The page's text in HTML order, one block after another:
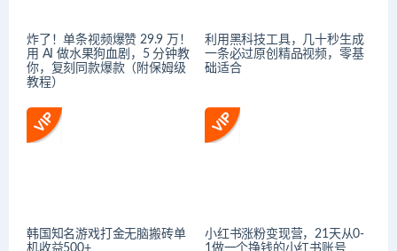
炸了！单条视频爆赞 29.9 万！
用 AI 做水果狗血剧，5 分钟教
你，复刻同款爆款（附保姆级
教程）
利用黑科技工具，几十秒生成
一条必过原创精品视频，零基
础适合
韩国知名游戏打金无脑搬砖单
机收益500+
小红书涨粉变现营，21天从0-
1做一个挣钱的小红书账号